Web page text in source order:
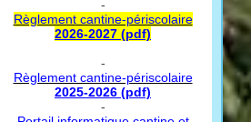
-
Règlement cantine-périscolaire
2026-2027 (pdf)
-
Règlement cantine-périscolaire
2025-2026 (pdf)
-